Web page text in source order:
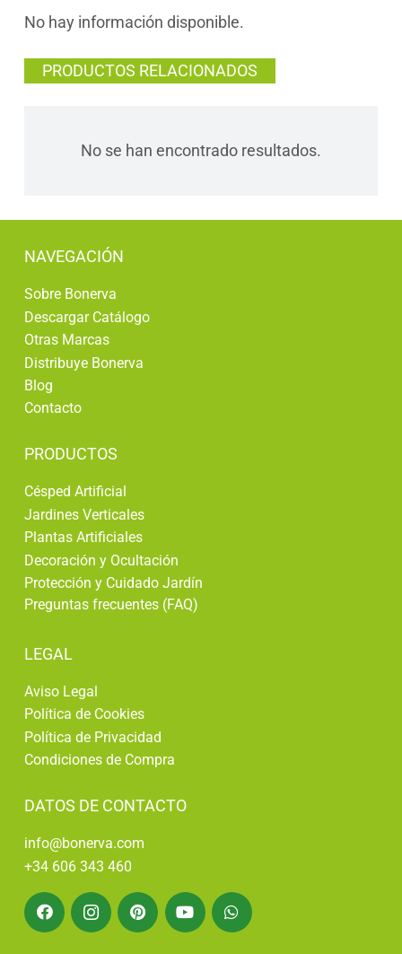
No hay información disponible.
PRODUCTOS RELACIONADOS
No se han encontrado resultados.
NAVEGACIÓN
Sobre Bonerva
Descargar Catálogo
Otras Marcas
Distribuye Bonerva
Blog
Contacto
PRODUCTOS
Césped Artificial
Jardines Verticales
Plantas Artificiales
Decoración y Ocultación
Protección y Cuidado Jardín
Preguntas frecuentes (FAQ)
LEGAL
Aviso Legal
Política de Cookies
Política de Privacidad
Condiciones de Compra
DATOS DE CONTACTO
info@bonerva.com
+34 606 343 460